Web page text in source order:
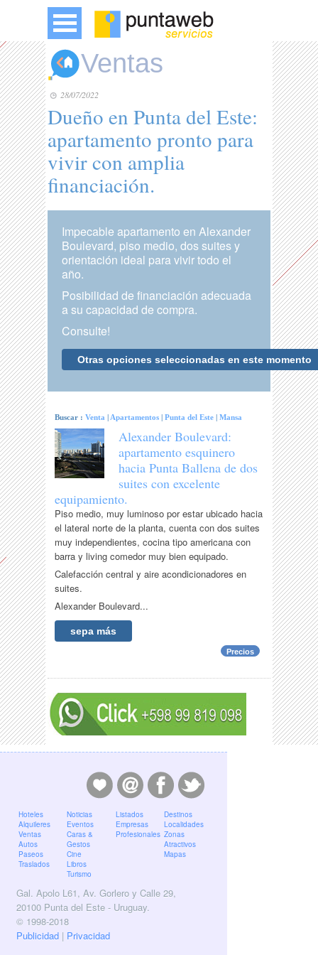
Ventas
28/07/2022
Dueño en Punta del Este:
apartamento pronto para
vivir con amplia
financiación.
Impecable apartamento en Alexander
Boulevard, piso medio, dos suites y
orientación ideal para vivir todo el
año.
Posibilidad de financiación adecuada
a su capacidad de compra.
Consulte!
Otras opciones seleccionadas en este momento
Buscar :Venta Apartamentos |Punta del Este |Mansa
Alexander Boulevard:
apartamento esquinero
hacia Punta Ballena de dos
suites con excelente
equipamiento.
Piso medio, muy luminoso por estar ubicado hacia
el lateral norte de la planta, cuenta con dos suites
muy independientes, cocina tipo americana con
barra y living comedor muy bien equipado.
Calefacción central y aire acondicionadores en
suites.
Alexander Boulevard...
sepa más
Precios
Hoteles
Alquileres
Ventas
Autos
Paseos
Traslados
Noticias
Eventos
Caras &
Gestos
Cine
Libros
Turismo
Listados
Empresas
Profesionales
Destinos
Localidades
Zonas
Atractivos
Mapas
Gal. Apolo L61, Av. Gorlero y Calle 29,
20100 Punta del Este - Uruguay.
© 1998-2018
Publicidad| Privacidad